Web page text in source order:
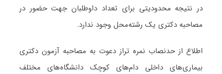
در نتیجه محدودیتی برای تعداد داوطلبان جهت حضور در
مصاحبه دکتری یک رشته‌محل وجود ندارد.
اطلاع از حدنصاب نمره تراز دعوت به مصاحبه آزمون دکتری
بیماری‌های داخلی دام‌های کوچک دانشگاه‌های مختلف